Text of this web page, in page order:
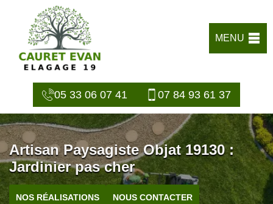
MENU
05 33 06 07 41 07 84 93 61 37
Artisan Paysagiste Objat 19130 :
Jardinier pas cher
NOS RÉALISATIONS NOUS CONTACTER